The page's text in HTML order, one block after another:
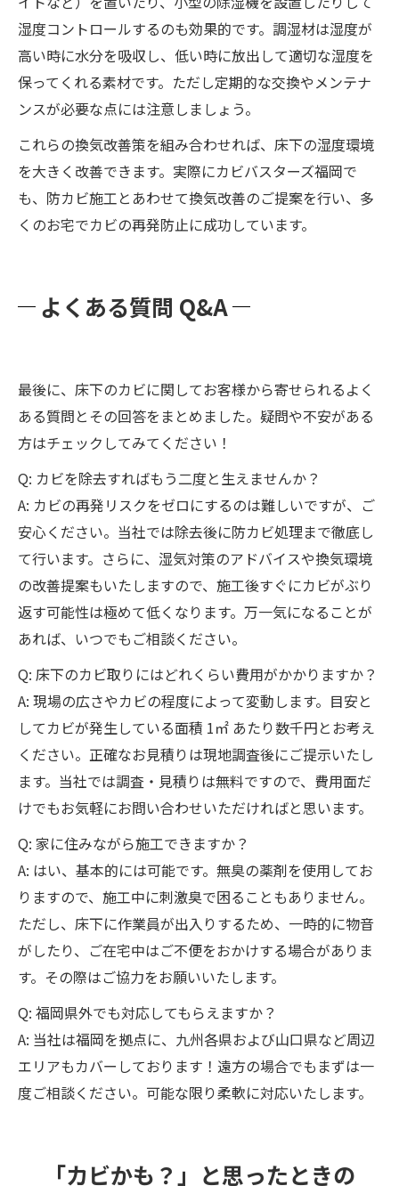
湿度コントロールするのも効果的です。調湿材は湿度が
高い時に水分を吸収し、低い時に放出して適切な湿度を
保ってくれる素材です。ただし定期的な交換やメンテナ
ンスが必要な点には注意しましょう。
これらの換気改善策を組み合わせれば、床下の湿度環境
を大きく改善できます。実際にカビバスターズ福岡で
も、防カビ施工とあわせて換気改善のご提案を行い、多
くのお宅でカビの再発防止に成功しています。
よくある質問 Q&A
最後に、床下のカビに関してお客様から寄せられるよく
ある質問とその回答をまとめました。疑問や不安がある
方はチェックしてみてください！
Q: カビを除去すればもう二度と生えませんか？
A: カビの再発リスクをゼロにするのは難しいですが、ご
安心ください。当社では除去後に防カビ処理まで徹底し
て行います。さらに、湿気対策のアドバイスや換気環境
の改善提案もいたしますので、施工後すぐにカビがぶり
返す可能性は極めて低くなります。万一気になることが
あれば、いつでもご相談ください。
Q: 床下のカビ取りにはどれくらい費用がかかりますか？
A: 現場の広さやカビの程度によって変動します。目安と
してカビが発生している面積 1㎡ あたり数千円とお考え
ください。正確なお見積りは現地調査後にご提示いたし
ます。当社では調査・見積りは無料ですので、費用面だ
けでもお気軽にお問い合わせいただければと思います。
Q: 家に住みながら施工できますか？
A: はい、基本的には可能です。無臭の薬剤を使用してお
りますので、施工中に刺激臭で困ることもありません。
ただし、床下に作業員が出入りするため、一時的に物音
がしたり、ご在宅中はご不便をおかけする場合がありま
す。その際はご協力をお願いいたします。
Q: 福岡県外でも対応してもらえますか？
A: 当社は福岡を拠点に、九州各県および山口県など周辺
エリアもカバーしております！遠方の場合でもまずは一
度ご相談ください。可能な限り柔軟に対応いたします。
「カビかも？」と思ったときの